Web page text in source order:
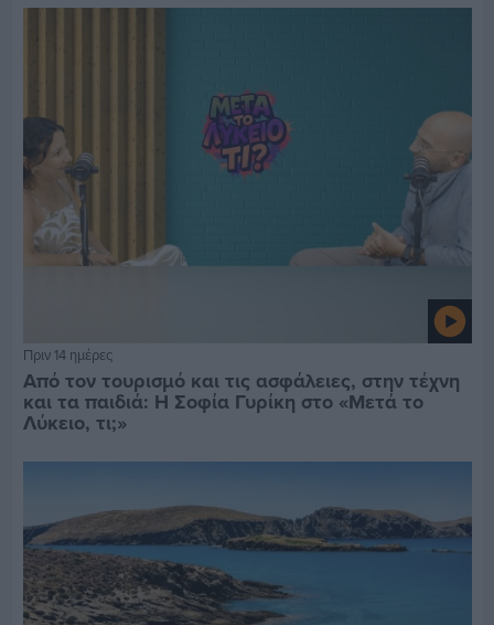
Πριν 14 ημέρες
Από τον τουρισμό και τις ασφάλειες, στην τέχνη
και τα παιδιά: Η Σοφία Γυρίκη στο «Μετά το
Λύκειο, τι;»